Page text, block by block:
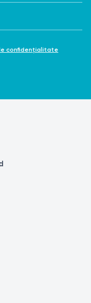
confidențialitate